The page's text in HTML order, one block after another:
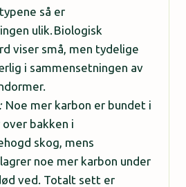
så er
ulik. Biologisk
viser små, men tydelige
i sammensetningen av
Noe mer karbon er bundet i
bakken i
skog, mens
noe mer karbon under
ved. Totalt sett er